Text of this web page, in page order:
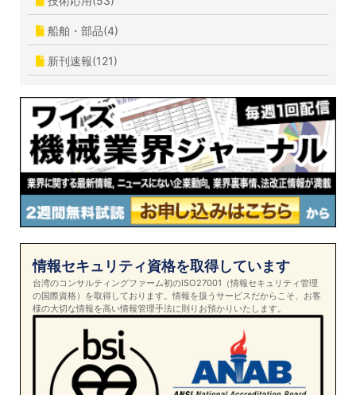
船舶・部品(4)
新刊速報(121)
情報セキュリティ資格を取得しています
台湾のコンサルティングファーム初のISO27001（情報セキュリティ管理
の国際資格）を取得しております。情報を扱うサービスだからこそ、お客
様の大切な情報を高い情報管理手法に則りお預かりいたします。